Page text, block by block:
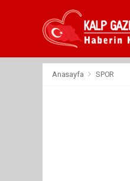
Anasayfa SPOR